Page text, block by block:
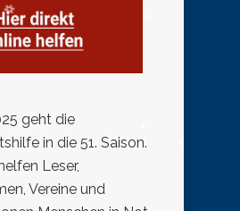
geht die
in die 51. Saison.
Leser,
Vereine und